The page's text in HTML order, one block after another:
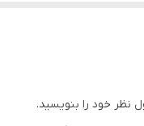
نظر خود را بنویسید.